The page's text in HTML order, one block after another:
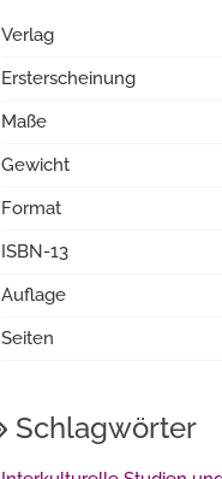
Verlag
Ersterscheinung
Maße
Gewicht
Format
ISBN-13
Auflage
Seiten
Schlagwörter